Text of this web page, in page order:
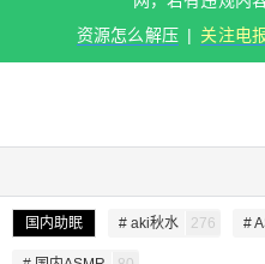
资源怎么解压 | 关注电
国内助眠 # aki秋水 276 #